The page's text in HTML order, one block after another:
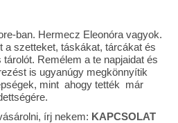
ban. Hermecz Eleonóra vagyok.
a szetteket, táskákat, tárcákat és
Remélem a te napjaidat és
is ugyanúgy megkönnyítik
mint ahogy tették már
írj nekem: KAPCSOLAT